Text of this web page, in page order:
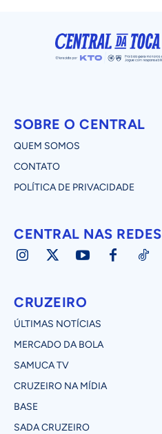
SOBRE O CENTRAL
QUEM SOMOS
CONTATO
POLÍTICA DE PRIVACIDADE
CENTRAL NAS REDES
CRUZEIRO
ÚLTIMAS NOTÍCIAS
MERCADO DA BOLA
SAMUCA TV
CRUZEIRO NA MÍDIA
BASE
SADA CRUZEIRO